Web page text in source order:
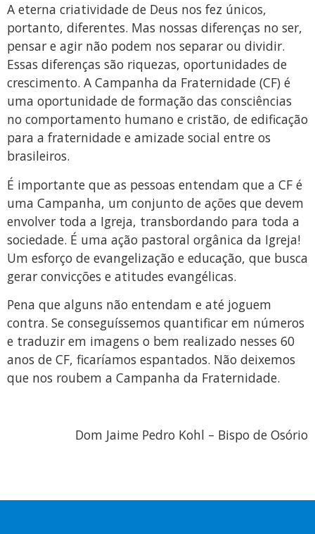
A eterna criatividade de Deus nos fez únicos,
portanto, diferentes. Mas nossas diferenças no ser,
pensar e agir não podem nos separar ou dividir.
Essas diferenças são riquezas, oportunidades de
crescimento. A Campanha da Fraternidade (CF) é
uma oportunidade de formação das consciências
no comportamento humano e cristão, de edificação
para a fraternidade e amizade social entre os
brasileiros.
É importante que as pessoas entendam que a CF é
uma Campanha, um conjunto de ações que devem
envolver toda a Igreja, transbordando para toda a
sociedade. É uma ação pastoral orgânica da Igreja!
Um esforço de evangelização e educação, que busca
gerar convicções e atitudes evangélicas.
Pena que alguns não entendam e até joguem
contra. Se conseguíssemos quantificar em números
e traduzir em imagens o bem realizado nesses 60
anos de CF, ficaríamos espantados. Não deixemos
que nos roubem a Campanha da Fraternidade.
Dom Jaime Pedro Kohl – Bispo de Osório